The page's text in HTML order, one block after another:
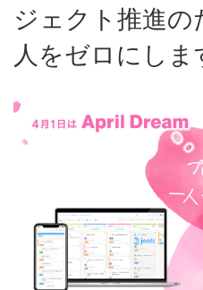
ジェクト推進
人をゼロにしま